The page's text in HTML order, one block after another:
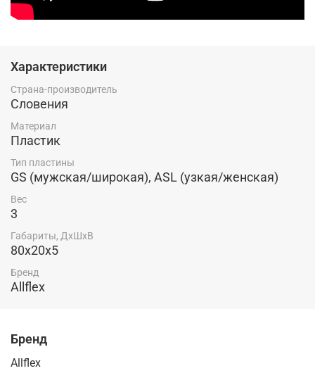
Характеристики
Страна-производитель
Словения
Материал
Пластик
Тип пластины
GS (мужская/широкая), ASL (узкая/женская)
Вес
3
Габариты, ДхШхВ
80x20x5
Бренд
Allflex
Бренд
Allflex